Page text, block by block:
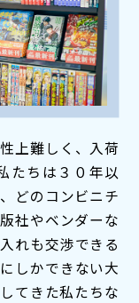
上難しく、入荷
たちは３０年以
どのコンビニチ
社やベンダーな
れも交渉できる
しかできない大
てきた私たちな